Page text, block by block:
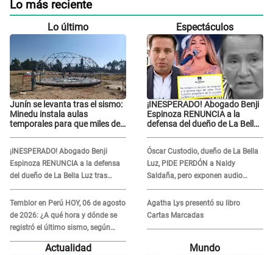
Lo más reciente
Lo último
Junín se levanta tras el sismo:
Minedu instala aulas
temporales para que miles de
¡INESPERADO! Abogado Benji
Espinoza RENUNCIA a la defensa
del dueño de La Bella Luz tras
difusión de POLÉMICO audio:
"Nada que defender"
Temblor en Perú HOY, 06 de agosto
de 2026: ¿A qué hora y dónde se
registró el último sismo, según
IGP?
Espectáculos
¡INESPERADO! Abogado Benji
Espinoza RENUNCIA a la
defensa del dueño de La Bella
POLÉMICO audio: "Nada que
defender"
Óscar Custodio, dueño de La Bella
Luz, PIDE PERDÓN a Naldy
Saldaña, pero exponen audio
donde le reclama por VIDEOS: "No
hay necesidad de grabar"
Agatha Lys presentó su libro
Cartas Marcadas
Actualidad Mundo